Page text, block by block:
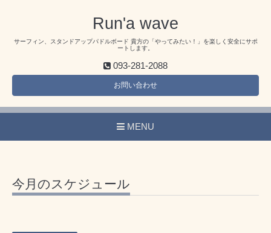
Run'a wave
サーフィン、スタンドアップパドルボード 貴方の「やってみたい！」を楽しく安全にサポ
ートします。
093-281-2088
お問い合わせ
MENU
今月のスケジュール